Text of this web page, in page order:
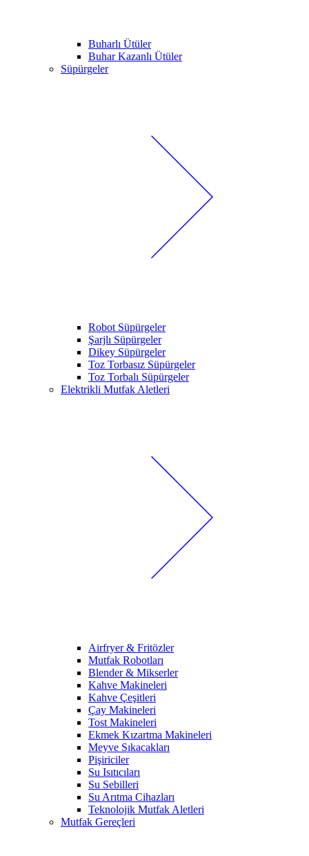
Buharlı Ütüler
Buhar Kazanlı Ütüler
Süpürgeler
Robot Süpürgeler
Şarjlı Süpürgeler
Dikey Süpürgeler
Toz Torbasız Süpürgeler
Toz Torbalı Süpürgeler
Elektrikli Mutfak Aletleri
Airfryer & Fritözler
Mutfak Robotları
Blender & Mikserler
Kahve Makineleri
Kahve Çeşitleri
Çay Makineleri
Tost Makineleri
Ekmek Kızartma Makineleri
Meyve Sıkacakları
Pişiriciler
Su Isıtıcıları
Su Sebilleri
Su Arıtma Cihazları
Teknolojik Mutfak Aletleri
Mutfak Gereçleri